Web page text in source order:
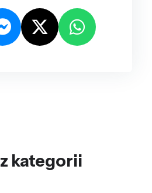
z kategorii